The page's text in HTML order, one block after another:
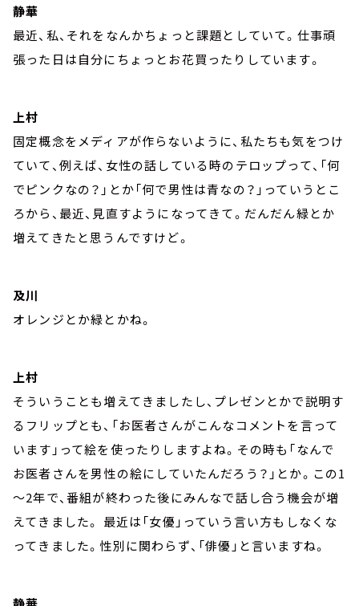
静華
最近、私、それをなんかちょっと課題としていて。仕事頑
張った日は自分にちょっとお花買ったりしています。
上村
固定概念をメディアが作らないように、私たちも気をつけ
ていて、例えば、女性の話している時のテロップって、「何
でピンクなの？」とか「何で男性は青なの？」っていうとこ
ろから、最近、見直すようになってきて。だんだん緑とか
増えてきたと思うんですけど。
及川
オレンジとか緑とかね。
上村
そういうことも増えてきましたし、プレゼンとかで説明す
るフリップとも、「お医者さんがこんなコメントを言って
います」って絵を使ったりしますよね。その時も「なんで
お医者さんを男性の絵にしていたんだろう？」とか。この1
～2年で、番組が終わった後にみんなで話し合う機会が増
えてきました。 最近は「女優」っていう言い方もしなくな
ってきました。性別に関わらず、「俳優」と言いますね。